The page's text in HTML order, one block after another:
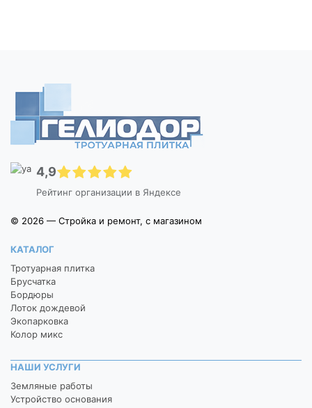
4,9
Рейтинг организации в Яндексе
© 2026 — Стройка и ремонт, с магазином
КАТАЛОГ
Тротуарная плитка
Брусчатка
Бордюры
Лоток дождевой
Экопарковка
Колор микс
НАШИ УСЛУГИ
Земляные работы
Устройство основания